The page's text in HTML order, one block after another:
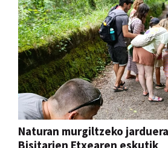
Naturan murgiltzeko
Bisitarien Etxearen eskutik